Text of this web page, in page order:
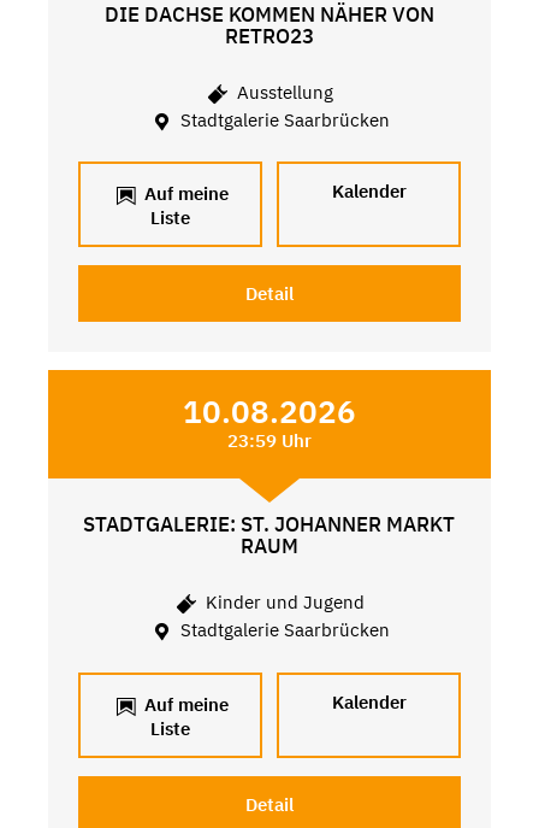
DIE DACHSE KOMMEN NÄHER VON
RETRO23
Ausstellung
Stadtgalerie Saarbrücken
Auf meine
Liste
Kalender
Detail
10.08.2026
23:59 Uhr
STADTGALERIE: ST. JOHANNER MARKT
RAUM
Kinder und Jugend
Stadtgalerie Saarbrücken
Auf meine
Liste
Kalender
Detail